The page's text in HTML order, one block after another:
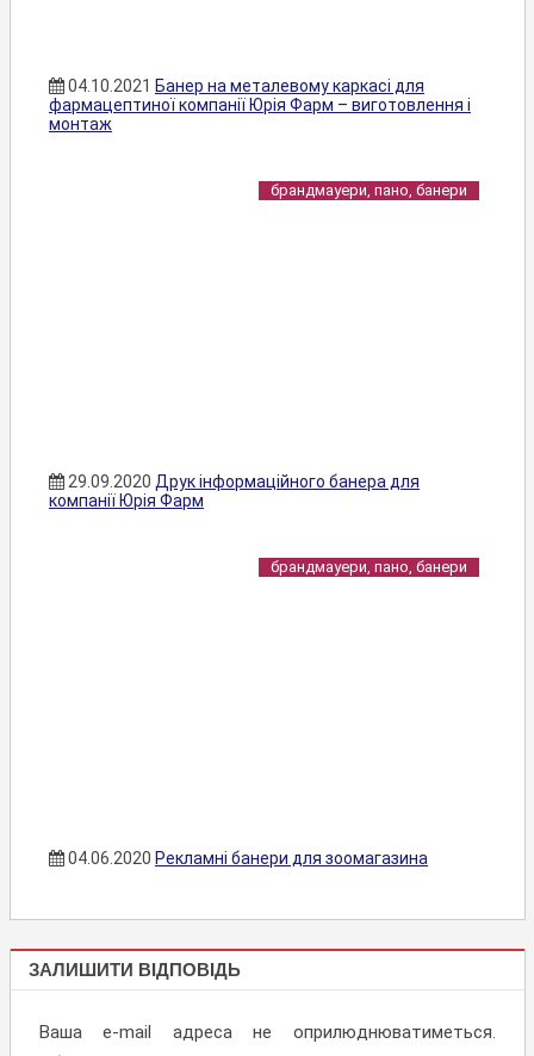
04.10.2021 Банер на металевому каркасі для
фармацептиної компанії Юрія Фарм – виготовлення і
монтаж
брандмауери, пано, банери
29.09.2020 Друк інформаційного банера для
компанії Юрія Фарм
брандмауери, пано, банери
04.06.2020 Рекламні банери для зоомагазина
БРАНДМАУЕРИ,
ПАНО, БАНЕРИ
ЗАЛИШИТИ ВІДПОВІДЬ
Ваша e-mail адреса не оприлюднюватиметься.